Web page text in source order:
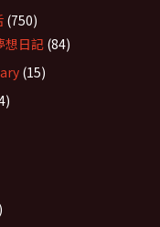
(750)
想日記 (84)
(15)